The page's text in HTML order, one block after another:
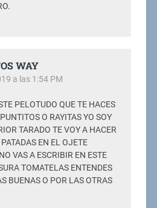
WAY
a las 1:54 PM
PELOTUDO QUE TE HACES
O RAYITAS YO SOY
TARADO TE VOY A HACER
EN EL OJETE
VAS A ESCRIBIR EN ESTE
TOMATELAS ENTENDES
BUENAS O POR LAS OTRAS